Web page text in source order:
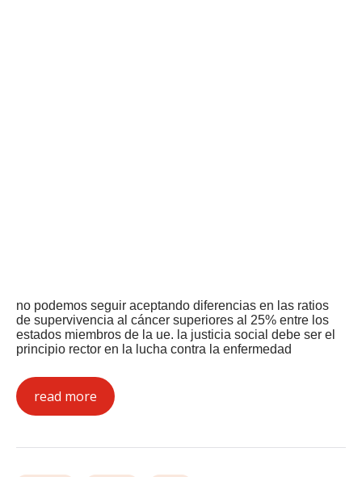
no podemos seguir aceptando diferencias en las ratios
de supervivencia al cáncer superiores al 25% entre los
estados miembros de la ue. la justicia social debe ser el
principio rector en la lucha contra la enfermedad
read more